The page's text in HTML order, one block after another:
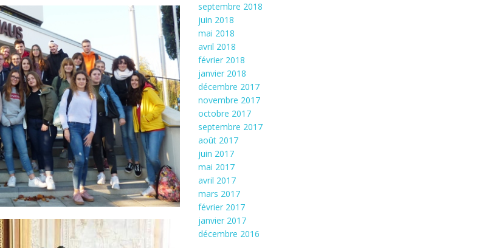
septembre 2018
juin 2018
mai 2018
avril 2018
février 2018
janvier 2018
décembre 2017
novembre 2017
octobre 2017
septembre 2017
août 2017
juin 2017
mai 2017
avril 2017
mars 2017
février 2017
janvier 2017
décembre 2016